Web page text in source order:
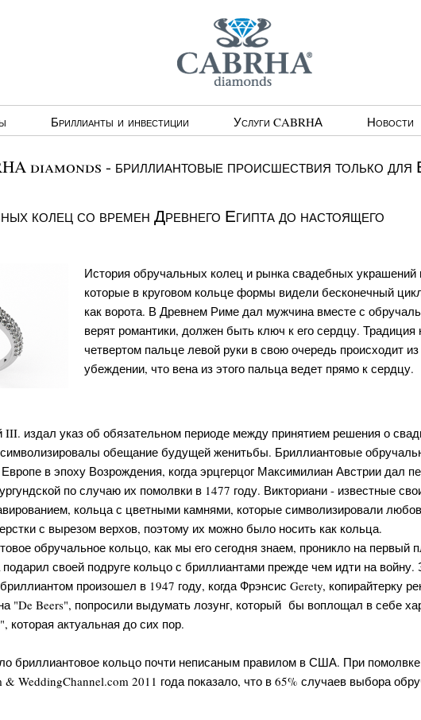
Бриллианты и инвестиции Услуги CABRHА Новости
diamonds - бриллиантовые происшествия только для
колец со времен Древнего Египта до настоящего
История обручальных колец и рынка свадебных украшений
которые в круговом кольце формы видели бесконечный
как ворота. В Древнем Риме дал мужчина вместе с
верят романтики, должен быть ключ к его сердцу.
четвертом пальце левой руки в свою очередь происходит
убеждении, что вена из этого пальца ведет прямо к сердцу.
III. издал указ об обязательном периоде между принятием решения о
обещание будущей женитьбы. Бриллиантовые
в эпоху Возрождения, когда эрцгерцог Максимилиан Австрии дал
по случаю их помолвки в 1477 году. Викториани - известные
кольца с цветными камнями, которые символизировали
с вырезом верхов, поэтому их можно было носить как кольца.
обручальное кольцо, как мы его сегодня знаем, проникло на первый
своей подруге кольцо с бриллиантами прежде чем идти на войну.
произошел в 1947 году, когда Фрэнсис Gerety, копирайтерку
"De Beers", попросили выдумать лозунг, который бы воплощал в себе
актуальная до сих пор.
бриллиантовое кольцо почти неписаным правилом в США. При
WeddingChannel.com 2011 года показало, что в 65% случаев выбора